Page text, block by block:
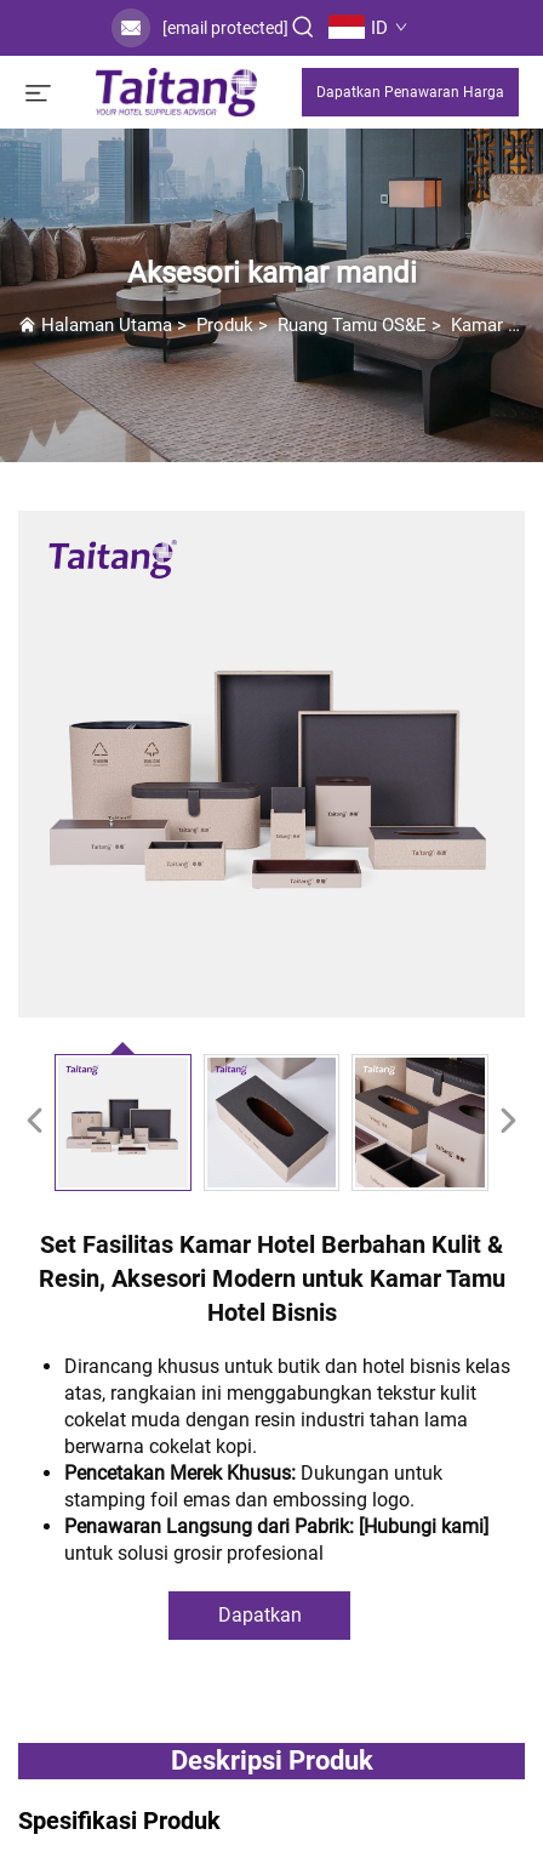
[email protected] ID
Dapatkan Penawaran Harga
Aksesori kamar mandi
Halaman Utama>Produk>Ruang Tamu OS&E > Kamar Mandi
Set Fasilitas Kamar Hotel Berbahan Kulit &
Resin, Aksesori Modern untuk Kamar Tamu
Hotel Bisnis
Dirancang khusus untuk butik dan hotel bisnis kelas
atas, rangkaian ini menggabungkan tekstur kulit
cokelat muda dengan resin industri tahan lama
berwarna cokelat kopi.
Pencetakan Merek Khusus: Dukungan untuk
stamping foil emas dan embossing logo.
Penawaran Langsung dari Pabrik: [Hubungi kami]
untuk solusi grosir profesional
Dapatkan
Deskripsi Produk
Spesifikasi Produk